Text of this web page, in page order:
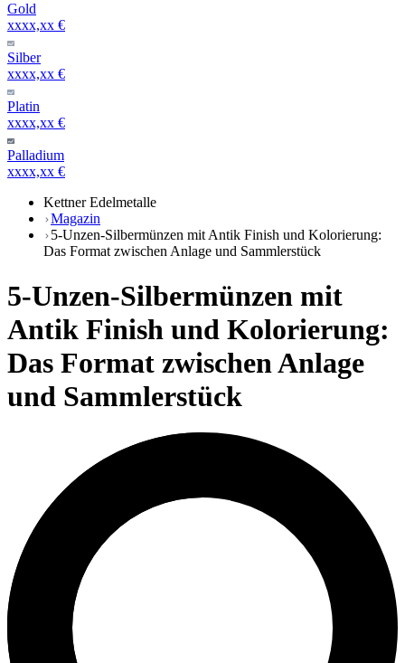
Gold
xxxx,xx €
Silber
xxxx,xx €
Platin
xxxx,xx €
Palladium
xxxx,xx €
Kettner Edelmetalle
Magazin
5-Unzen-Silbermünzen mit Antik Finish und Kolorierung:
Das Format zwischen Anlage und Sammlerstück
5-Unzen-Silbermünzen mit
Antik Finish und Kolorierung:
Das Format zwischen Anlage
und Sammlerstück